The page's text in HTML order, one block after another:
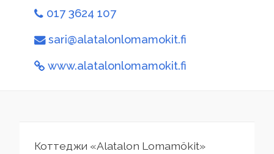
017 3624 107
sari@alatalonlomamokit.fi
www.alatalonlomamokit.fi
Коттеджи «Alatalon Lomamökit»